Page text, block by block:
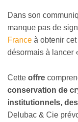
Dans son
manque pas de
France à obtenir
désormais à lancer
Cette offre
conservation de
institutionnels,
Delubac & Cie